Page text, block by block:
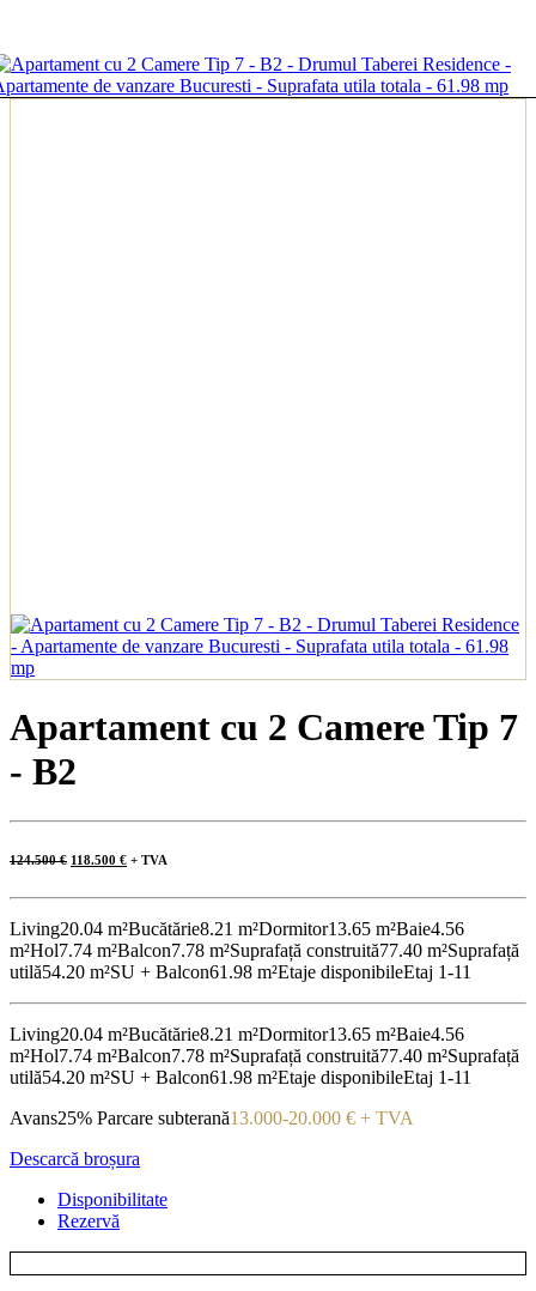
Apartament cu 2 Camere Tip 7
- B2
124.500€ Prețul
fost:
118.500 €Prețul
118.500 €.
+ TVA
Living20.04 m²Bucătărie8.21 m²Dormitor13.65 m²Baie4.56
m²Hol7.74 m²Balcon7.78 m²Suprafață construită77.40 m²Suprafață
utilă54.20 m²SU + Balcon61.98 m²Etaje disponibileEtaj 1-11
Living20.04 m²Bucătărie8.21 m²Dormitor13.65 m²Baie4.56
m²Hol7.74 m²Balcon7.78 m²Suprafață construită77.40 m²Suprafață
utilă54.20 m²SU + Balcon61.98 m²Etaje disponibileEtaj 1-11
Avans25% Parcare subterană13.000-20.000 € + TVA
Descarcă broșura
Disponibilitate
Rezervă